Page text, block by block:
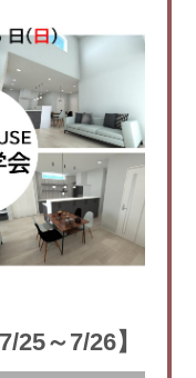
25～7/26】